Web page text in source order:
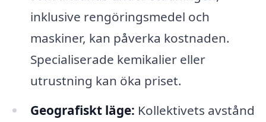
inklusive rengöringsmedel och
maskiner, kan påverka kostnaden.
Specialiserade kemikalier eller
utrustning kan öka priset.
Geografiskt läge: Kollektivets avstånd